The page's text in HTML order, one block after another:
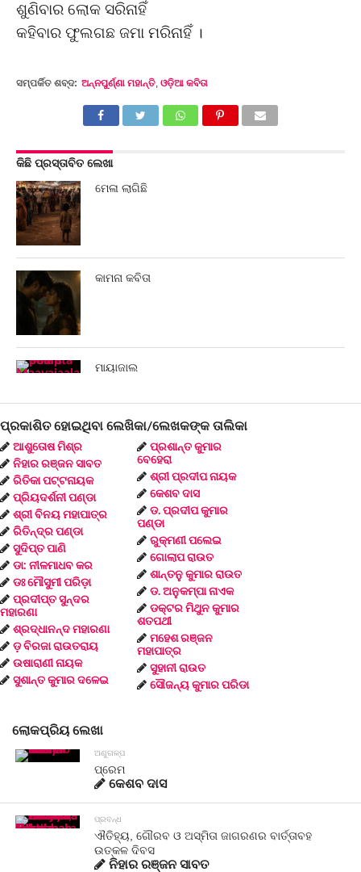
ଶୁଣିବାର ଲୋକ ସରିନାହିଁ
କହିବାର ଫୁଲଗଛ ଜମା ମରିନାହିଁ ।
ସମ୍ପର୍କିତ ଶବ୍ଦ: ଅନ୍ନପୁର୍ଣ୍ଣା ମହାନ୍ତି, ଓଡ଼ିଆ କବିତା
କିଛି ପ୍ରସ୍ତାବିତ ଲେଖା
ମେଳା ଲାଗିଛି
କାମନା କବିତା
ମାୟାଜାଲ
ପ୍ରକାଶିତ ହୋଇଥିବା ଲେଖିକା/ଲେଖକଙ୍କ ତାଲିକା
ଆଶୁତୋଷ ମିଶ୍ର
ନିହାର ରଞ୍ଜନ ସାବତ
ରିତିକା ପଟ୍ଟନାୟକ
ପ୍ରିୟଦର୍ଶନୀ ପଣ୍ଡା
ଶ୍ରୀ ବିନୟ ମହାପାତ୍ର
ରିତିନ୍ଦ୍ର ପଣ୍ଡା
ସୁଦିପ୍ତ ପାଣି
ଡା: ନୀଳମାଧବ କର
ଡଃ ମୌସୁମୀ ପରିଡ଼ା
ପ୍ରଦୀପ୍ତ ସୁନ୍ଦର
ମହାରଣା
ଶ୍ରଦ୍ଧାନନ୍ଦ ମହାରଣା
ଡ଼ ବିରଜା ରାଉତରାୟ
ଉଷାରାଣୀ ନାୟକ
ସୁଶାନ୍ତ କୁମାର ଦଳେଇ
ପ୍ରଶାନ୍ତ କୁମାର
ବେହେରା
ଶ୍ରୀ ପ୍ରଦୀପ ନାୟକ
କେଶବ ଦାସ
ଡ. ପ୍ରଦୀପ କୁମାର
ପଣ୍ଡା
ରୁକ୍ମଣୀ ପଲେଇ
ଗୋଲାପ ରାଉତ
ଶାନ୍ତନୁ କୁମାର ରାଉତ
ଡ. ଅନୁକମ୍ପା ନାଏକ
ଡକ୍ଟର ମିଥୁନ କୁମାର
ଶତପଥୀ
ମହେଶ ରଞ୍ଜନ
ମହାପାତ୍ର
ସୁହାନୀ ରାଉତ
ସୌଜନ୍ୟ କୁମାର ପରିଡା
ଲୋକପ୍ରିୟ ଲେଖା
ଅଣୁଗଳ୍ପ
ପ୍ରେମ
କେଶବ ଦାସ
ପ୍ରବନ୍ଧ
ଐତିହ୍ୟ, ଗୌରବ ଓ ଅସ୍ମିତା ଜାଗରଣର ବାର୍ତ୍ତାବହ
ଉତ୍କଳ ଦିବସ
ନିହାର ରଞ୍ଜନ ସାବତ